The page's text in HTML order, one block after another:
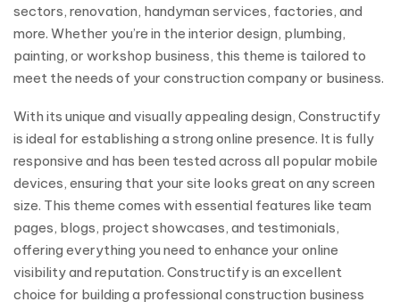
sectors, renovation, handyman services, factories, and
more. Whether you’re in the interior design, plumbing,
painting, or workshop business, this theme is tailored to
meet the needs of your construction company or business.
With its unique and visually appealing design, Constructify
is ideal for establishing a strong online presence. It is fully
responsive and has been tested across all popular mobile
devices, ensuring that your site looks great on any screen
size. This theme comes with essential features like team
pages, blogs, project showcases, and testimonials,
offering everything you need to enhance your online
visibility and reputation. Constructify is an excellent
choice for building a professional construction business